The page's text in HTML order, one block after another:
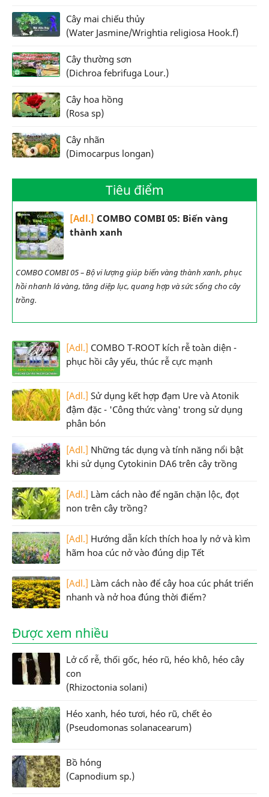
Cây mai chiếu thủy
(Water Jasmine/Wrightia religiosa Hook.f)
Cây thường sơn
(Dichroa febrifuga Lour.)
Cây hoa hồng
(Rosa sp)
Cây nhãn
(Dimocarpus longan)
Tiêu điểm
[Adl.] COMBO COMBI 05: Biến vàng
thành xanh
COMBO COMBI 05 – Bộ vi lượng giúp biến vàng thành xanh, phục
hồi nhanh lá vàng, tăng diệp lục, quang hợp và sức sống cho cây
trồng.
[Adl.] COMBO T-ROOT kích rễ toàn diện -
phục hồi cây yếu, thúc rễ cực mạnh
[Adl.] Sử dụng kết hợp đạm Ure và Atonik
đậm đặc - 'Công thức vàng' trong sử dụng
phân bón
[Adl.] Những tác dụng và tính năng nổi bật
khi sử dụng Cytokinin DA6 trên cây trồng
[Adl.] Làm cách nào để ngăn chặn lộc, đọt
non trên cây trồng?
[Adl.] Hướng dẫn kích thích hoa ly nở và kìm
hãm hoa cúc nở vào đúng dịp Tết
[Adl.] Làm cách nào để cây hoa cúc phát triển
nhanh và nở hoa đúng thời điểm?
Được xem nhiều
Lở cổ rễ, thối gốc, héo rũ, héo khô, héo cây
con
(Rhizoctonia solani)
Héo xanh, héo tươi, héo rũ, chết ẻo
(Pseudomonas solanacearum)
Bồ hóng
(Capnodium sp.)